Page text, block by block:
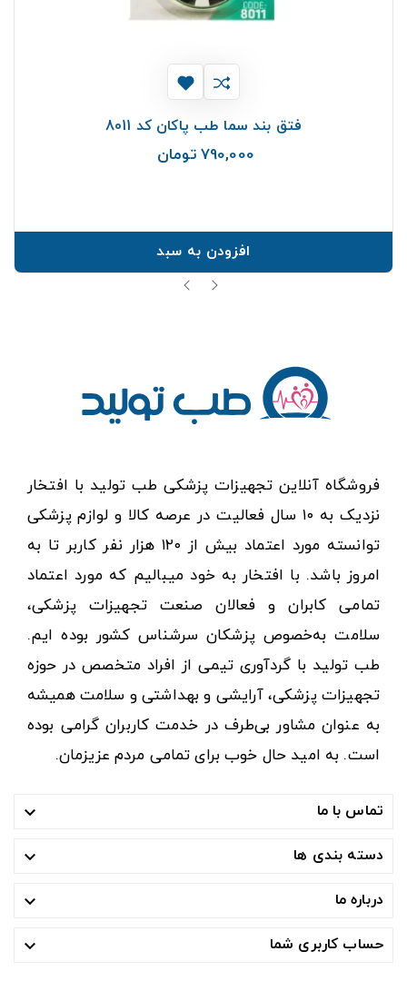
فتق بند سما طب پاکان کد 8011
790,000 تومان
افزودن به سبد
فروشگاه آنلاین تجهیزات پزشکی طب تولید با افتخار
نزدیک به ۱۰ سال فعالیت در عرصه کالا و لوازم پزشکی
توانسته مورد اعتماد بیش از ۱۲۰ هزار نفر کاربر تا به
امروز باشد. با افتخار به خود میبالیم که مورد اعتماد
تمامی کابران و فعالان صنعت تجهیزات پزشکی،
سلامت به‌خصوص پزشکان سرشناس کشور بوده ایم.
طب تولید با گردآوری تیمی از افراد متخصص در حوزه
تجهیزات پزشکی، آرایشی و بهداشتی و سلامت همیشه
به عنوان مشاور بی‌طرف در خدمت کاربران گرامی بوده
است. به امید حال خوب برای تمامی مردم عزیزمان.
تماس با ما 
دسته بندی ها 
درباره ما 
حساب کاربری شما 